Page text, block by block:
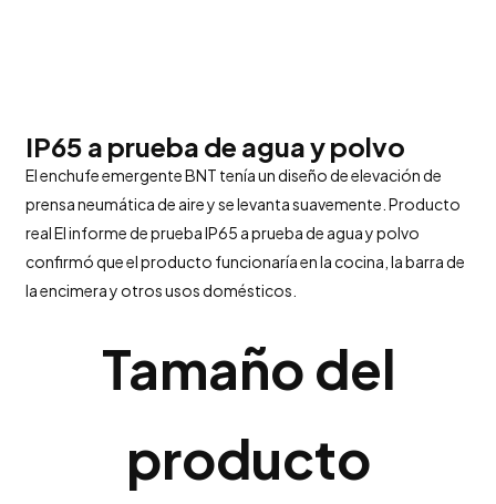
IP65 a prueba de agua y polvo
El enchufe emergente BNT tenía un diseño de elevación de
prensa neumática de aire y se levanta suavemente. Producto
real El informe de prueba IP65 a prueba de agua y polvo
confirmó que el producto funcionaría en la cocina, la barra de
la encimera y otros usos domésticos.
Tamaño del
producto